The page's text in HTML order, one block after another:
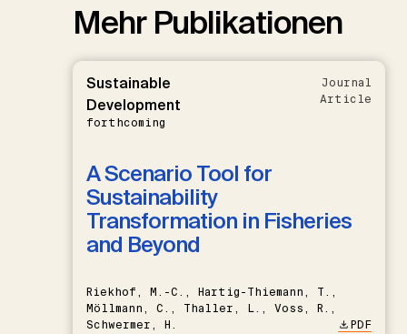
Mehr Publikationen
Sustainable
Development
forthcoming
Journal
Article
A Scenario Tool for
Sustainability
Transformation in Fisheries
and Beyond
Riekhof, M.-C., Hartig-Thiemann, T.,
Möllmann, C., Thaller, L., Voss, R.,
Schwermer, H.
PDF